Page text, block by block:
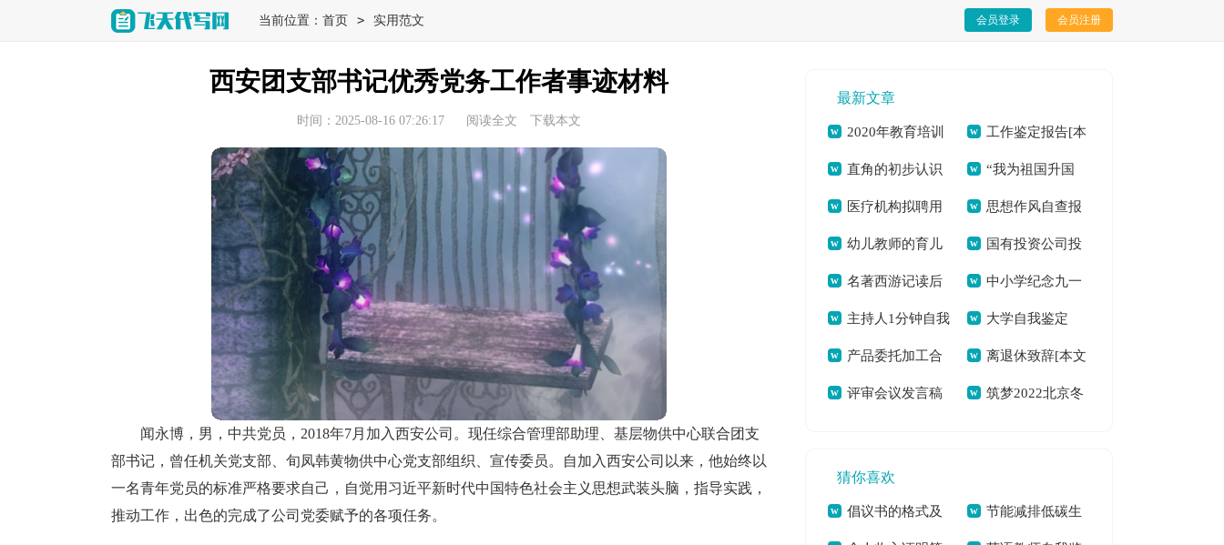
当前位置： 首页 > 实用范文 会员登录 会员注册
西安团支部书记优秀党务工作者事迹材料
时间：2025-08-16 07:26:17 阅读全文 下载本文
闻永博，男，中共党员，2018年7月加入西安公司。现任综合管理部助理、基层物供中心联合团支
部书记，曾任机关党支部、旬凤韩黄物供中心党支部组织、宣传委员。自加入西安公司以来，他始终以
一名青年党员的标准严格要求自己，自觉用习近平新时代中国特色社会主义思想武装头脑，指导实践，
推动工作，出色的完成了公司党委赋予的各项任务。
最新文章
2020年教育培训
工作总结及2021年
教育培训工作思路
[本文共4850字]
工作鉴定报告[本
文共261字]
直角的初步认识
教案[本文共2801字]
“我为祖国升国
旗”主题活动总结[本
文共285字]
医疗机构拟聘用
证明(精选多篇)[本文
共1119字]
思想作风自查报
告[本文共6015字]
幼儿教师的育儿
心得多篇[本文共
2559字]
国有投资公司投
融资活动引发政府债
务风险的分析[本文
共1972字]
名著西游记读后
感心得怎么写[本文
共3947字]
中小学纪念九一
八事变国旗下讲话稿
[本文共2765字]
主持人1分钟自我
介绍（分享9篇）[本
文共3292字]
大学自我鉴定
（共4篇）[本文共
3231字]
产品委托加工合
同多篇[本文共2622
离退休致辞[本文
共2540字]
评审会议发言稿 筑梦2022北京冬
猜你喜欢
倡议书的格式及 节能减排低碳生